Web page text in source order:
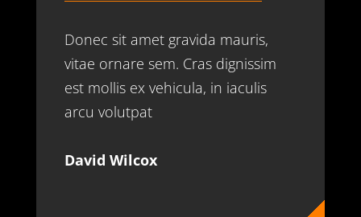
Donec sit amet gravida mauris,
vitae ornare sem. Cras dignissim
est mollis ex vehicula, in iaculis
arcu volutpat
David Wilcox